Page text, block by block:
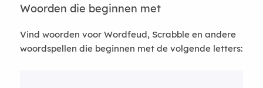
Woorden die beginnen met
Vind woorden voor Wordfeud, Scrabble en andere
woordspellen die beginnen met de volgende letters: